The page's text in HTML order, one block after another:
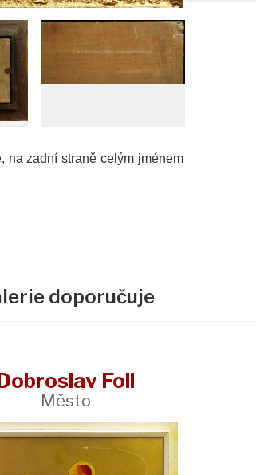
na zadní straně celým jménem
doporučuje
Foll
Město